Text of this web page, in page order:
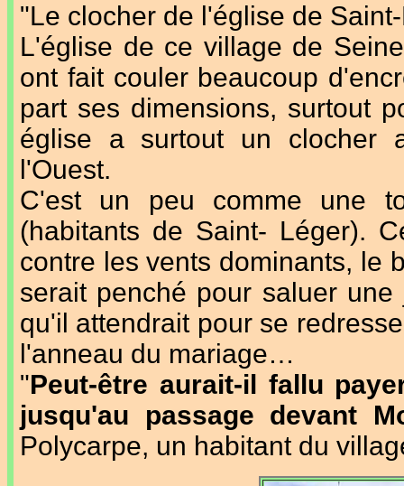
"Le clocher de l'église de
L'église de ce village de
ont fait couler beaucoup
part ses dimensions, surtout
église a surtout un clocher
l'Ouest.
C'est un peu comme une
(habitants de Saint- Léger).
contre les vents dominants, le
serait penché pour saluer
qu'il attendrait pour se
l'anneau du mariage…
"Peut-être aurait-il fallu
jusqu'au passage devant
Polycarpe, un habitant du